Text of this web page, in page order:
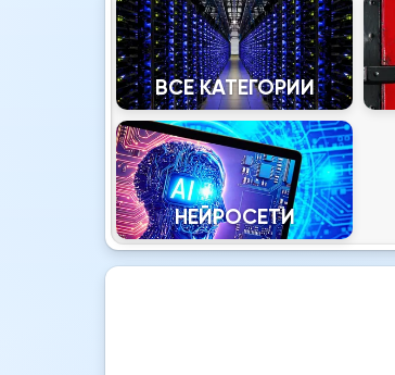
ВСЕ КАТЕГОРИИ
НЕЙРОСЕТИ